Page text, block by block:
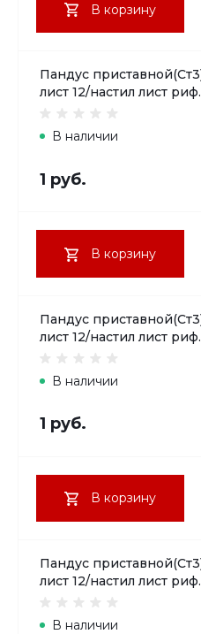
В корзину
Пандус
лист 12/настил лист
В наличии
1 руб.
В корзину
Пандус
лист 12/настил лист
В наличии
1 руб.
В корзину
Пандус
лист 12/настил лист
В наличии